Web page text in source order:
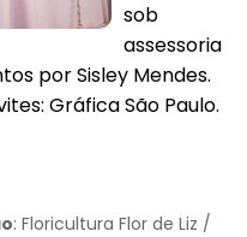
sob
assessoria
por Sisley Mendes.
Gráfica São Paulo.
: Floricultura Flor de Liz /